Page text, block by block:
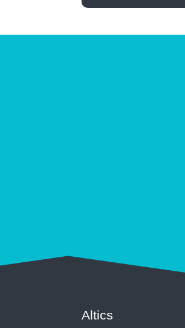
Altics